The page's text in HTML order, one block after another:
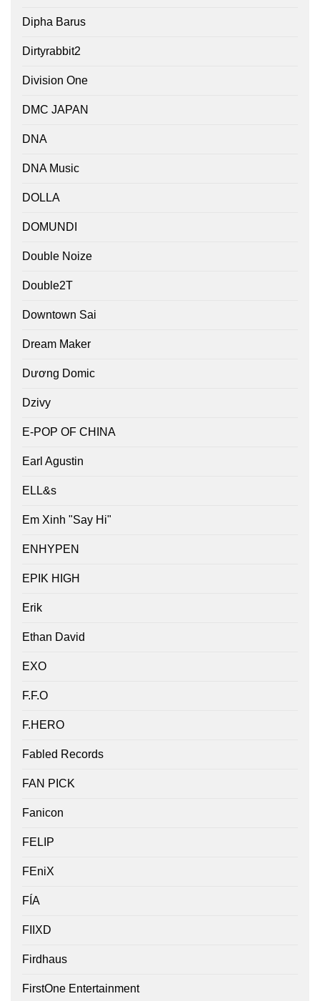
Dipha Barus
Dirtyrabbit2
Division One
DMC JAPAN
DNA
DNA Music
DOLLA
DOMUNDI
Double Noize
Double2T
Downtown Sai
Dream Maker
Dương Domic
Dzivy
E-POP OF CHINA
Earl Agustin
ELL&s
Em Xinh "Say Hi"
ENHYPEN
EPIK HIGH
Erik
Ethan David
EXO
F.F.O
F.HERO
Fabled Records
FAN PICK
Fanicon
FELIP
FEniX
FÍA
FIIXD
Firdhaus
FirstOne Entertainment